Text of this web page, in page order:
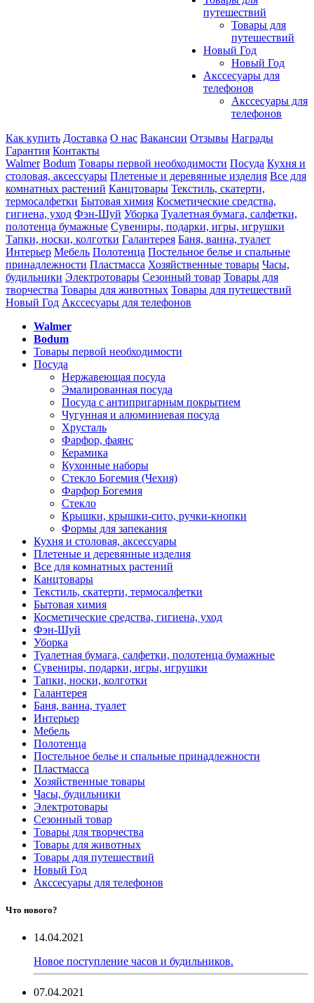
путешествий
Товары для
путешествий
Новый Год
Новый Год
Акссесуары для
телефонов
Акссесуары для
телефонов
Как купить Доставка О нас Вакансии Отзывы Награды
Гарантия Контакты
Walmer Bodum Товары первой необходимости Посуда Кухня и
столовая, аксессуары Плетеные и деревянные изделия Все для
комнатных растений Канцтовары Текстиль, скатерти,
термосалфетки Бытовая химия Косметические средства,
гигиена, уход Фэн-Шуй Уборка Туалетная бумага, салфетки,
полотенца бумажные Сувениры, подарки, игры, игрушки
Тапки, носки, колготки Галантерея Баня, ванна, туалет
Интерьер Мебель Полотенца Постельное белье и спальные
принадлежности Пластмасса Хозяйственные товары Часы,
будильники Электротовары Сезонный товар Товары для
творчества Товары для животных Товары для путешествий
Новый Год Акссесуары для телефонов
Walmer
Bodum
Товары первой необходимости
Посуда
Нержавеющая посуда
Эмалированная посуда
Посуда с антипригарным покрытием
Чугунная и алюминиевая посуда
Хрусталь
Фарфор, фаянс
Керамика
Кухонные наборы
Стекло Богемия (Чехия)
Фарфор Богемия
Стекло
Крышки, крышки-сито, ручки-кнопки
Формы для запекания
Кухня и столовая, аксессуары
Плетеные и деревянные изделия
Все для комнатных растений
Канцтовары
Текстиль, скатерти, термосалфетки
Бытовая химия
Косметические средства, гигиена, уход
Фэн-Шуй
Уборка
Туалетная бумага, салфетки, полотенца бумажные
Сувениры, подарки, игры, игрушки
Тапки, носки, колготки
Галантерея
Баня, ванна, туалет
Интерьер
Мебель
Полотенца
Постельное белье и спальные принадлежности
Пластмасса
Хозяйственные товары
Часы, будильники
Электротовары
Сезонный товар
Товары для творчества
Товары для животных
Товары для путешествий
Новый Год
Акссесуары для телефонов
Что нового?
14.04.2021
Новое поступление часов и будильников.
07.04.2021